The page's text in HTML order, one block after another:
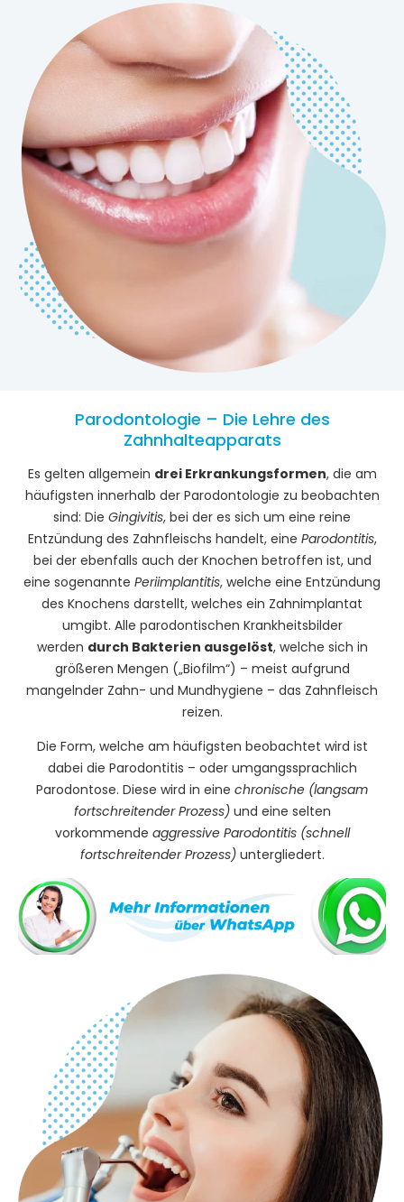
Parodontologie – Die Lehre des
Zahnhalteapparats
Es gelten allgemein drei Erkrankungsformen, die am
häufigsten innerhalb der Parodontologie zu beobachten
sind: Die Gingivitis, bei der es sich um eine reine
Entzündung des Zahnfleischs handelt, eine Parodontitis,
bei der ebenfalls auch der Knochen betroffen ist, und
eine sogenannte Periimplantitis, welche eine Entzündung
des Knochens darstellt, welches ein Zahnimplantat
umgibt. Alle parodontischen Krankheitsbilder
werden durch Bakterien ausgelöst, welche sich in
größeren Mengen („Biofilm“) – meist aufgrund
mangelnder Zahn- und Mundhygiene – das Zahnfleisch
reizen.
Die Form, welche am häufigsten beobachtet wird ist
dabei die Parodontitis – oder umgangssprachlich
Parodontose. Diese wird in eine chronische (langsam
fortschreitender Prozess)und eine selten
vorkommende aggressive Parodontitis (schnell
fortschreitender Prozess)untergliedert.